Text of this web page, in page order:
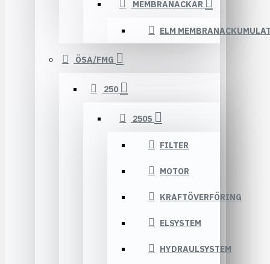
MEMBRANACKAR
ELM
ÖSA/FMG
250
250S
FILTER
MOTOR
KRAFTÖVERFÖRING
ELSYSTEM
HYDRAULSYSTEM